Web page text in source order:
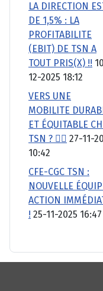
LA DIRECTION
DE 1,5% : LA
PROFITABILITE
(EBIT) DE TSN A
TOUT PRIS(X) !!
12-2025 18:12
VERS UNE
MOBILITE
ET ÉQUITABLE
TSN ? 🚴‍♂️ 27-11-
10:42
CFE-CGC TSN :
NOUVELLE
ACTION
! 25-11-2025 16:47